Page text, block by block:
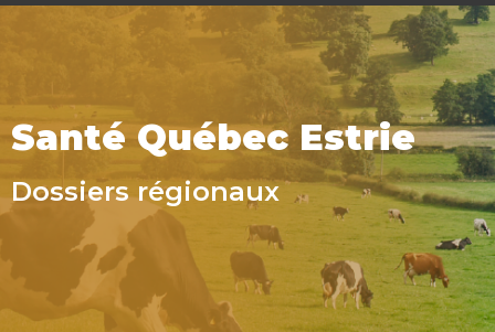
Santé Québec Estrie
Dossiers régionaux